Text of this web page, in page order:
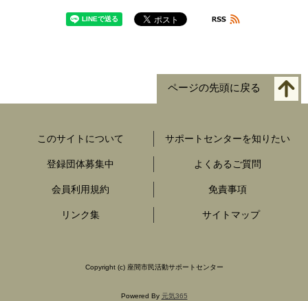
ページの先頭に戻る
このサイトについて サポートセンターを知りたい
登録団体募集中 よくあるご質問
会員利用規約 免責事項
リンク集 サイトマップ
Copyright (c) 座間市民活動サポートセンター
Powered By 元気365